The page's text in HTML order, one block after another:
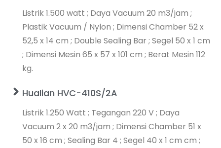
Listrik 1.500 watt ; Daya Vacuum 20 m3/jam ;
Plastik Vacuum / Nylon ; Dimensi Chamber 52 x
52,5 x 14 cm ; Double Sealing Bar ; Segel 50 x 1 cm
; Dimensi Mesin 65 x 57 x 101 cm ; Berat Mesin 112
kg.
Hualian HVC-410S/2A
Listrik 1.250 Watt ; Tegangan 220 V ; Daya
Vacuum 2 x 20 m3/jam ; Dimensi Chamber 51 x
50 x 16 cm ; Sealing Bar 4 ; Segel 40 x 1 cm cm ;